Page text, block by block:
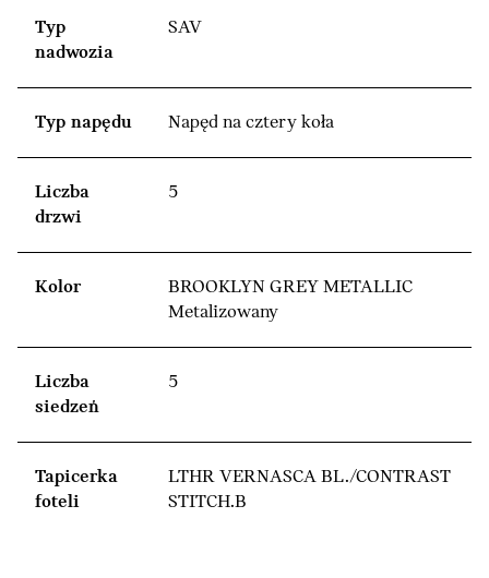
Typ
nadwozia
SAV
Typ napędu Napęd na cztery koła
Liczba
drzwi
5
Kolor
BROOKLYN GREY METALLIC
Metalizowany
Liczba
siedzeń
5
Tapicerka
foteli
LTHR VERNASCA BL./CONTRAST
STITCH.B